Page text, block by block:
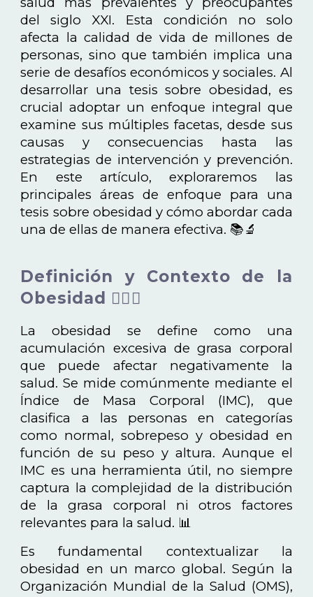
del siglo XXI. Esta condición no solo
afecta la calidad de vida de millones de
personas, sino que también implica una
serie de desafíos económicos y sociales. Al
desarrollar una tesis sobre obesidad, es
crucial adoptar un enfoque integral que
examine sus múltiples facetas, desde sus
causas y consecuencias hasta las
estrategias de intervención y prevención.
En este artículo, exploraremos las
principales áreas de enfoque para una
tesis sobre obesidad y cómo abordar cada
una de ellas de manera efectiva. 📚🔬
Definición y Contexto de la
Obesidad 🏋️‍♀️🍎
La obesidad se define como una
acumulación excesiva de grasa corporal
que puede afectar negativamente la
salud. Se mide comúnmente mediante el
Índice de Masa Corporal (IMC), que
clasifica a las personas en categorías
como normal, sobrepeso y obesidad en
función de su peso y altura. Aunque el
IMC es una herramienta útil, no siempre
captura la complejidad de la distribución
de la grasa corporal ni otros factores
relevantes para la salud. 📊
Es fundamental contextualizar la
obesidad en un marco global. Según la
Organización Mundial de la Salud (OMS),